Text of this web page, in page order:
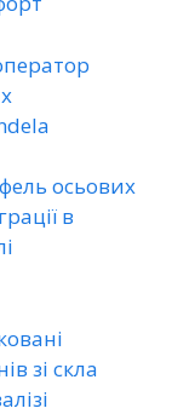
осьових
в
зі скла